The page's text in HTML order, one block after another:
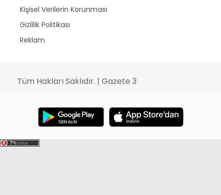
Kişisel Verilerin Korunması
Gizlilik Politikası
Reklam
Tüm Hakları Saklıdır. | Gazete 3